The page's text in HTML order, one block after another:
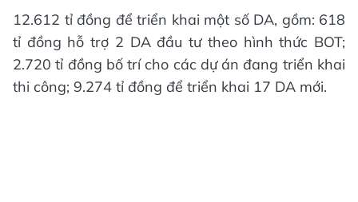
12.612 tỉ đồng để triển khai một số DA, gồm: 618
tỉ đồng hỗ trợ 2 DA đầu tư theo hình thức BOT;
2.720 tỉ đồng bố trí cho các dự án đang triển khai
thi công; 9.274 tỉ đồng để triển khai 17 DA mới.